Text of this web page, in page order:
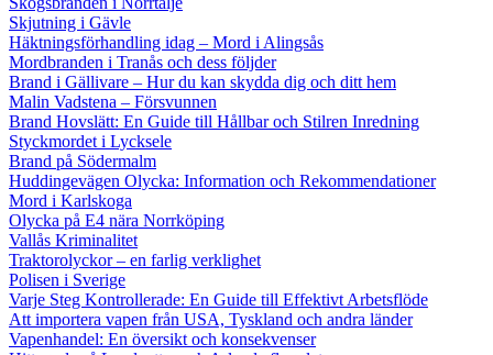
Skjutning i Gävle
Häktningsförhandling idag – Mord i Alingsås
Mordbranden i Tranås och dess följder
Brand i Gällivare – Hur du kan skydda dig och ditt hem
Malin Vadstena – Försvunnen
Brand Hovslätt: En Guide till Hållbar och Stilren Inredning
Styckmordet i Lycksele
Brand på Södermalm
Huddingevägen Olycka: Information och Rekommendationer
Mord i Karlskoga
Olycka på E4 nära Norrköping
Vallås Kriminalitet
Traktorolyckor – en farlig verklighet
Polisen i Sverige
Varje Steg Kontrollerade: En Guide till Effektivt Arbetsflöde
Att importera vapen från USA, Tyskland och andra länder
Vapenhandel: En översikt och konsekvenser